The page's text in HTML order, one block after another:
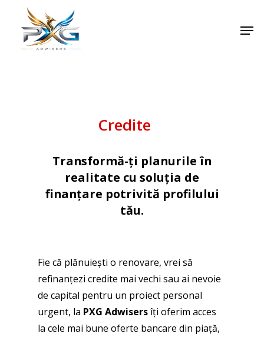
Credite
Transformă-ți planurile în
realitate cu soluția de
finanțare potrivită profilului
tău.
Fie că plănuiești o renovare, vrei să
refinanțezi credite mai vechi sau ai nevoie
de capital pentru un proiect personal
urgent, la PXG Adwisersîți oferim acces
la cele mai bune oferte bancare din piață,